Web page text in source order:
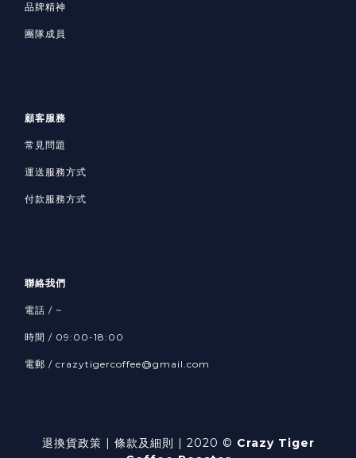
品牌精神
團隊成員
顧客服務
常見問題
運送服務方式
付款服務方式
聯絡我們
電話 / ~
時間 / 09:00-18:00
電郵 / crazytigercoffee@gmail.com
退換貨政策 | 條款及細則 | 2020 © Crazy Tiger